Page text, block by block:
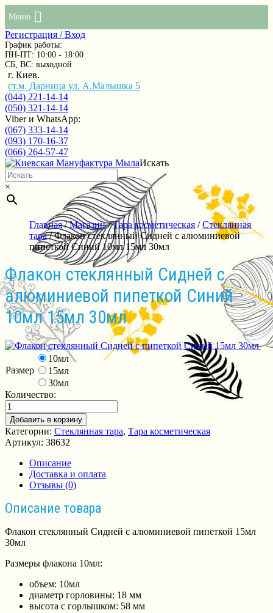
Меню
Регистрация / Вход
График работы:
ПН-ПТ: 10:00 - 18:00
СБ, ВС: выходной
г. Киев.
ст.м. Дарница ул. А.Малышка 5
(044) 221-14-14
(050) 321-14-14
Viber и WhatsApp:
(067) 333-14-14
(093) 170-16-37
(066) 264-57-47
Искать
×
Главная/Магазин/Тара косметическая /Стеклянная
тара/ Флакон стеклянный Сидней с алюминиевой
пипеткой Синий 10мл 15мл 30мл
Флакон стеклянный Сидней с
алюминиевой пипеткой Синий
10мл 15мл 30мл
Размер
10мл
15мл
30мл
Количество:
Добавить в корзину
Категории: Стеклянная тара, Тара косметическая
Артикул: 38632
Описание
Доставка и оплата
Отзывы (0)
Описание товара
Флакон стеклянный Сидней с алюминиевой пипеткой 15мл
30мл
Размеры флакона 10мл:
объем: 10мл
диаметр горловины: 18 мм
высота с горлышком: 58 мм